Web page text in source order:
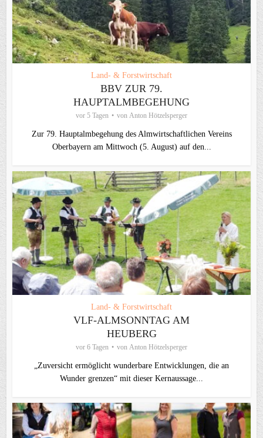
Land- & Forstwirtschaft
BBV ZUR 79.
HAUPTALMBEGEHUNG
vor 5 Tagen von Anton Hötzelsperger
Zur 79. Hauptalmbegehung des Almwirtschaftlichen Vereins
Oberbayern am Mittwoch (5. August) auf den...
Land- & Forstwirtschaft
VLF-ALMSONNTAG AM
HEUBERG
vor 6 Tagen von Anton Hötzelsperger
„Zuversicht ermöglicht wunderbare Entwicklungen, die an
Wunder grenzen“ mit dieser Kernaussage...